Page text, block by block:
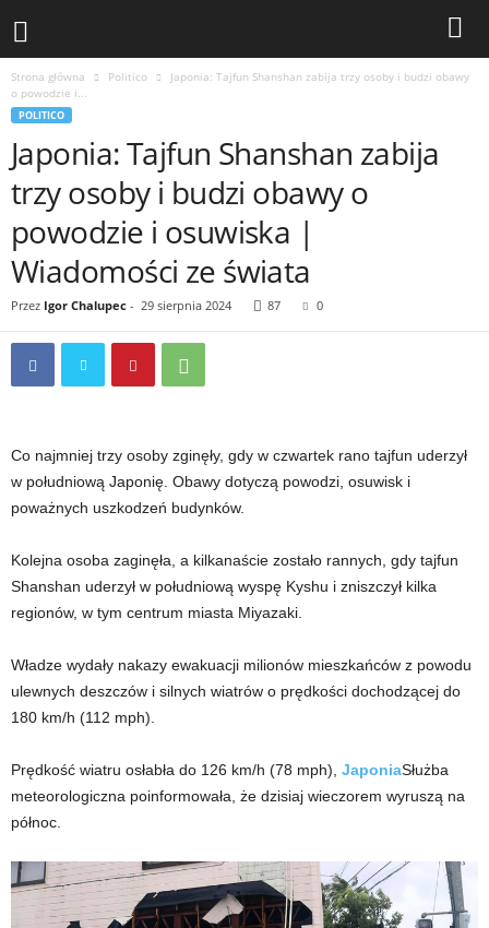
Strona główna Politico
Japonia: Tajfun Shanshan zabija trzy osoby i budzi obawy
o powodzie i...
POLITICO
Japonia: Tajfun Shanshan zabija
trzy osoby i budzi obawy o
powodzie i osuwiska |
Wiadomości ze świata
Przez Igor Chalupec - 29 sierpnia 2024 87 0
Co najmniej trzy osoby zginęły, gdy w czwartek rano tajfun uderzył
w południową Japonię. Obawy dotyczą powodzi, osuwisk i
poważnych uszkodzeń budynków.
Kolejna osoba zaginęła, a kilkanaście zostało rannych, gdy tajfun
Shanshan uderzył w południową wyspę Kyshu i zniszczył kilka
regionów, w tym centrum miasta Miyazaki.
Władze wydały nakazy ewakuacji milionów mieszkańców z powodu
ulewnych deszczów i silnych wiatrów o prędkości dochodzącej do
180 km/h (112 mph).
Prędkość wiatru osłabła do 126 km/h (78 mph), JaponiaSłużba
meteorologiczna poinformowała, że ​​dzisiaj wieczorem wyruszą na
północ.